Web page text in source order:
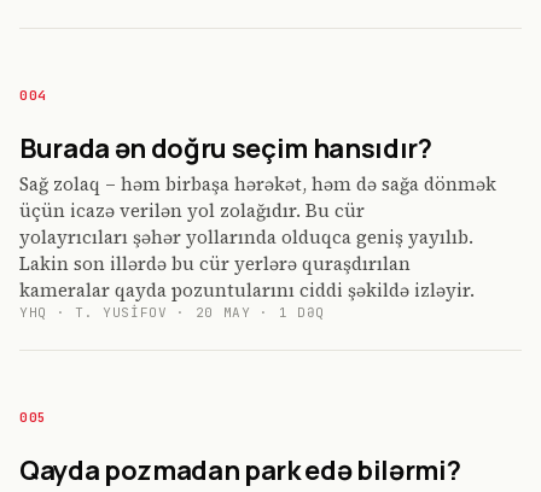
004
Burada ən doğru seçim hansıdır?
Sağ zolaq – həm birbaşa hərəkət, həm də sağa dönmək
üçün icazə verilən yol zolağıdır. Bu cür
yolayrıcıları şəhər yollarında olduqca geniş yayılıb.
Lakin son illərdə bu cür yerlərə quraşdırılan
kameralar qayda pozuntularını ciddi şəkildə izləyir.
YHQ · T. YUSIFOV · 20 MAY · 1 DƏQ
005
Qayda pozmadan park edə bilərmi?